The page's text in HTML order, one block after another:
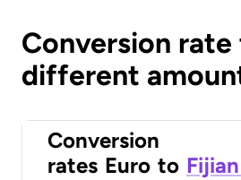
Conversion
different
Conversion
rates Euro to